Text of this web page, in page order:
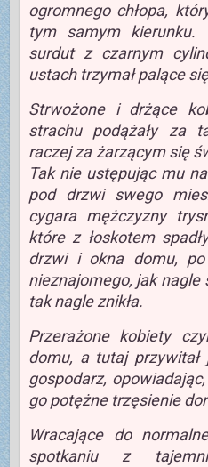
ogromnego chłopa,
tym samym kierunku.
surdut z czarnym
ustach trzymał palące
Strwożone i drżące
strachu podążały za
raczej za żarzącym się
Tak nie ustępując mu
pod drzwi swego
cygara mężczyzny
które z łoskotem
drzwi i okna domu, po
nieznajomego, jak nagle
tak nagle znikła.
Przerażone kobiety
domu, a tutaj przywitał
gospodarz,
go potężne trzęsienie
Wracające do
spotkaniu z